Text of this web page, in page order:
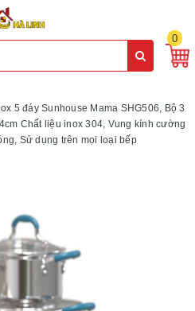
0
5 đáy Sunhouse Mama SHG506, Bộ 3
Chất liệu inox 304, Vung kính cường
Sử dụng trên mọi loại bếp